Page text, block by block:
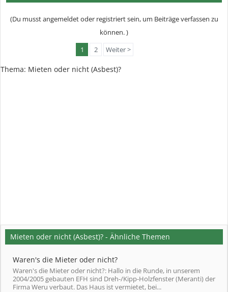
(Du musst angemeldet oder registriert sein, um Beiträge verfassen zu
können. )
1
2 Weiter >
Thema: Mieten oder nicht (Asbest)?
Mieten oder nicht (Asbest)? - Ähnliche Themen
Waren's die Mieter oder nicht?
Waren's die Mieter oder nicht?: Hallo in die Runde, in unserem
2004/2005 gebauten EFH sind Dreh-/Kipp-Holzfenster (Meranti) der
Firma Weru verbaut. Das Haus ist vermietet, bei...